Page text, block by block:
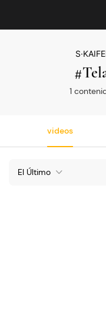
1
videos
El Último